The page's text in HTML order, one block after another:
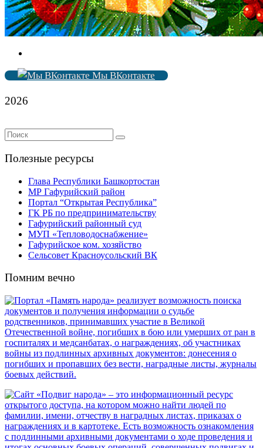
Мы ВКонтакте
2026
Полезные ресурсы
Глава Республики Башкортостан
МР Гафурийский район
Портал “Открытая Республика”
ГК РБ по предпринимательству
Гафурийский районный суд
МУП «Тепловодоснабжение»
Гафурийское ком. хозяйство
Сельсовет Красноусольский ВК
Помним вечно